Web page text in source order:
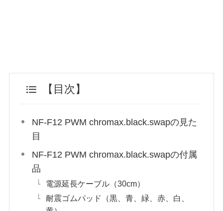
【目次】
NF-F12 PWM chromax.black.swapの見た
目
NF-F12 PWM chromax.black.swapの付属
品
電源延長ケーブル（30cm）
耐震ゴムパッド（黒、青、緑、赤、白、